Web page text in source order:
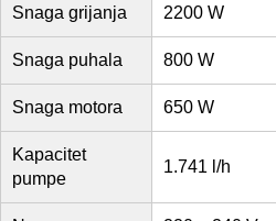
Snaga grijanja 2200 W
Snaga puhala 800 W
Snaga motora 650 W
Kapacitet
pumpe
1.741 l/h